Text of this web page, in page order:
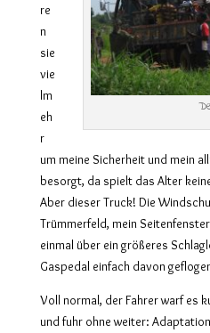
re
n
sie
vie
lm
eh
r
um meine Sicherheit und mein
besorgt, da spielt das Alter
Aber dieser Truck! Die
Trümmerfeld, mein
einmal über ein größeres
Gaspedal einfach davon
Voll normal, der Fahrer warf es
und fuhr ohne weiter: